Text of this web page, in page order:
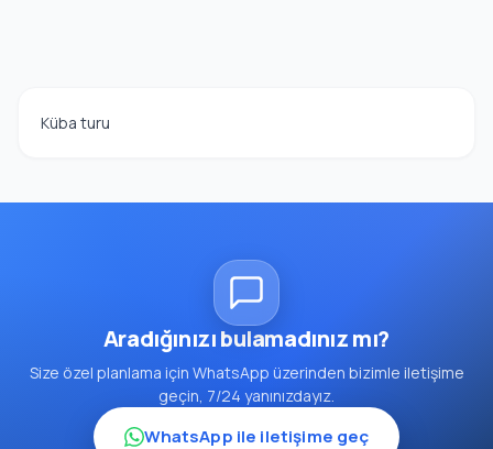
Küba turu
Aradığınızı bulamadınız mı?
Size özel planlama için WhatsApp üzerinden bizimle iletişime
geçin, 7/24 yanınızdayız.
WhatsApp ile iletişime geç